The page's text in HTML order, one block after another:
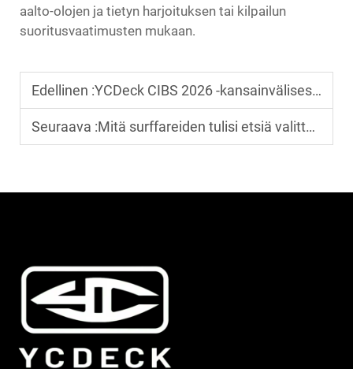
aalto-olojen ja tietyn harjoituksen tai kilpailun
suoritusvaatimusten mukaan.
Edellinen :YCDeck CIBS 2026 -kansainvälisessä vene-näyttössä: korkealaatuisten EVA-veneiden kannelle tarkoitettujen materiaalien valmistaja
Seuraava :Mitä surffareiden tulisi etsiä valittaessa tiukkua EVA-surffausliukumattoja?